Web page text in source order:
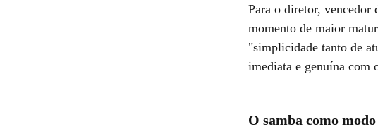
Para o diretor,
momento de maior
"simplicidade tanto de
imediata e genuína com
O samba como